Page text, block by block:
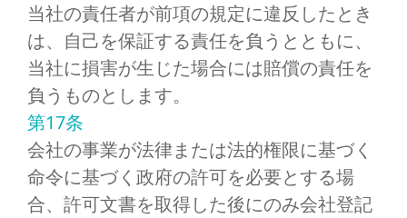
当社の責任者が前項の規定に違反したとき
は、自己を保証する責任を負うとともに、
当社に損害が生じた場合には賠償の責任を
負うものとします。
第17条
会社の事業が法律または法的権限に基づく
命令に基づく政府の許可を必要とする場
合、許可文書を取得した後にのみ会社登記